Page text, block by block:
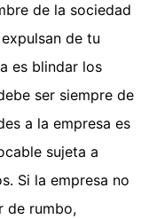
de la sociedad
de tu
es blindar los
ser siempre de
a la empresa es
sujeta a
Si la empresa no
de rumbo,